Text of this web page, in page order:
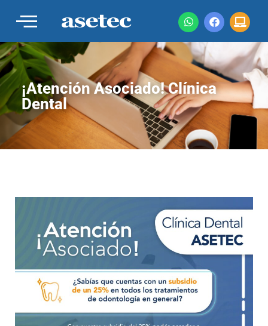
¡Atención Asociado! Clínica
Dental